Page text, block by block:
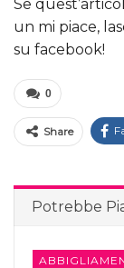
Se
un mi piace,
su facebook!
0
Share
Potrebbe